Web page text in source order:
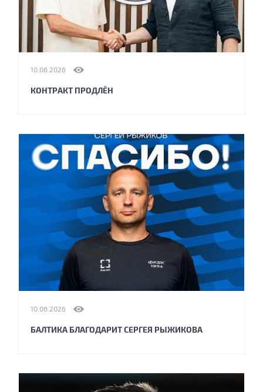
10.06.2026
КОНТРАКТ ПРОДЛЁН
10.06.2026
БАЛТИКА БЛАГОДАРИТ СЕРГЕЯ РЫЖИКОВА